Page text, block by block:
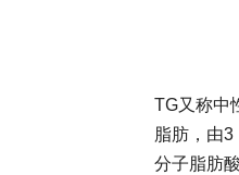
TG又称中
脂肪，由3
分子脂肪